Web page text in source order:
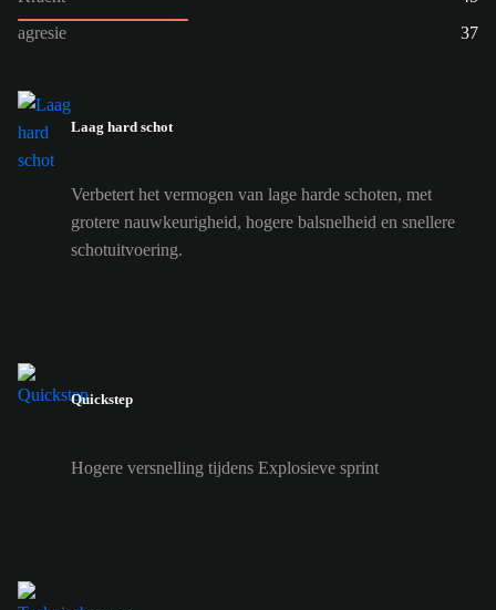
agresie
37
Laag hard schot
Verbetert het vermogen van lage harde schoten, met
grotere nauwkeurigheid, hogere balsnelheid en snellere
schotuitvoering.
Quickstep
Hogere versnelling tijdens Explosieve sprint